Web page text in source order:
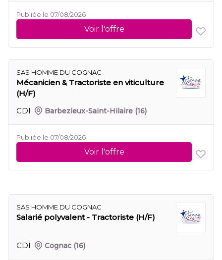
Publiée le 07/08/2026
Voir l'offre
SAS HOMME DU COGNAC
Mécanicien & Tractoriste en viticulture
(H/F)
CDI
Barbezieux-Saint-Hilaire (16)
Publiée le 07/08/2026
Voir l'offre
SAS HOMME DU COGNAC
Salarié polyvalent - Tractoriste (H/F)
CDI Cognac (16)